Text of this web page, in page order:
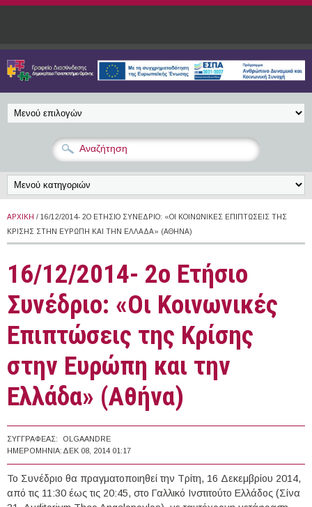
Παράκαμψη προς το κυρίως περιεχόμενο
ΑΡΧΙΚΉ / 16/12/2014- 2Ο ΕΤΉΣΙΟ ΣΥΝΈΔΡΙΟ: «ΟΙ ΚΟΙΝΩΝΙΚΈΣ ΕΠΙΠΤΏΣΕΙΣ ΤΗΣ
ΚΡΊΣΗΣ ΣΤΗΝ ΕΥΡΏΠΗ ΚΑΙ ΤΗΝ ΕΛΛΆΔΑ» (ΑΘΉΝΑ)
16/12/2014- 2ο Ετήσιο
Συνέδριο: «Οι Κοινωνικές
Επιπτώσεις της Κρίσης
στην Ευρώπη και την
Ελλάδα» (Αθήνα)
ΣΥΓΓΡΑΦΈΑΣ:
OLGAANDRE
ΗΜΕΡΟΜΗΝΊΑ: ΔΕΚ 08, 2014 01:17
Το Συνέδριο θα πραγματοποιηθεί την Τρίτη, 16 Δεκεμβρίου 2014,
από τις 11:30 έως τις 20:45, στο Γαλλικό Ινστιτούτο Ελλάδος (Σίνα